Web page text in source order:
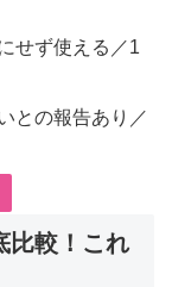
せず使える／1
との報告あり／
比較！これ